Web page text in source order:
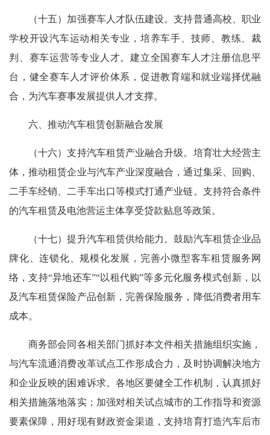
（十五）加强赛车人才队伍建设。支持普通高校、职业
学校开设汽车运动相关专业，培养车手、技师、教练、裁
判、赛车运营等专业人才。建立全国赛车人才注册信息平
台，健全赛车人才评价体系，促进教育端和就业端择优融
合，为汽车赛事发展提供人才支撑。
六、推动汽车租赁创新融合发展
（十六）支持汽车租赁产业融合升级。培育壮大经营主
体，推动租赁企业与汽车产业深度融合，通过集采、回购、
二手车经销、二手车出口等模式打通产业链。支持符合条件
的汽车租赁及电池营运主体享受贷款贴息等政策。
（十七）提升汽车租赁供给能力。鼓励汽车租赁企业品
牌化、连锁化、规模化发展，完善小微型客车租赁服务网
络，支持“异地还车”“以租代购”等多元化服务模式创新，以
及汽车租赁保险产品创新，完善保险服务，降低消费者用车
成本。
商务部会同各相关部门抓好本文件相关措施组织实施，
与汽车流通消费改革试点工作形成合力，及时协调解决地方
和企业反映的困难诉求。各地区要健全工作机制，认真抓好
相关措施落地落实；加强对相关试点城市的工作指导和资源
要素保障，用好现有财政资金渠道，支持培育打造汽车后市